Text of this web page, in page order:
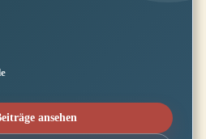
ansehen